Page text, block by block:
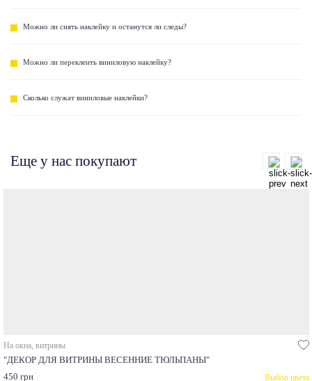
Можно ли снять наклейку и останутся ли следы?
Можно ли переклеить виниловую наклейку?
Сколько служат виниловые наклейки?
Еще у нас покупают
На окна, витрины
"ДЕКОР ДЛЯ ВИТРИНЫ ВЕСЕННИЕ ТЮЛЬПАНЫ"
450 грн
Выбор цвета